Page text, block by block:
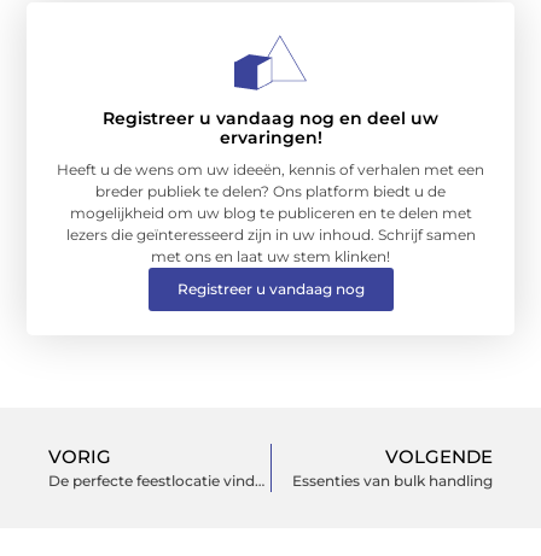
Registreer u vandaag nog en deel uw
ervaringen!
Heeft u de wens om uw ideeën, kennis of verhalen met een
breder publiek te delen? Ons platform biedt u de
mogelijkheid om uw blog te publiceren en te delen met
lezers die geïnteresseerd zijn in uw inhoud. Schrijf samen
met ons en laat uw stem klinken!
Registreer u vandaag nog
VORIG
De perfecte feestlocatie vinden in Venray
VOLGENDE
Essenties van bulk handling